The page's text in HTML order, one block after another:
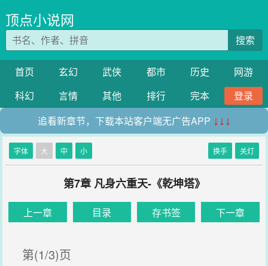
顶点小说网
搜索
首页 玄幻 武侠 都市 历史
网游
科幻
言情 其他 排行 完本
登录
追看新章节，下载本站客户端无广告APP ↓↓↓
字体 大 中 小 换手 关灯
第7章 凡身六重天-《乾坤塔》
上一章 目录 存书签 下一章
第(1/3)页